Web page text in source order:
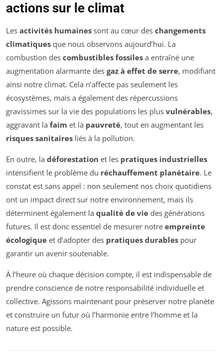
actions sur le climat
Les activités humaines sont au cœur des changements
climatiques que nous observons aujourd’hui. La
combustion des combustibles fossiles a entraîné une
augmentation alarmante des gaz à effet de serre, modifiant
ainsi notre climat. Cela n’affecte pas seulement les
écosystèmes, mais a également des répercussions
gravissimes sur la vie des populations les plus vulnérables,
aggravant la faim et la pauvreté, tout en augmentant les
risques sanitaires liés à la pollution.
En outre, la déforestation et les pratiques industrielles
intensifient le problème du réchauffement planétaire. Le
constat est sans appel : non seulement nos choix quotidiens
ont un impact direct sur notre environnement, mais ils
déterminent également la qualité de vie des générations
futures. Il est donc essentiel de mesurer notre empreinte
écologique et d’adopter des pratiques durables pour
garantir un avenir soutenable.
À l’heure où chaque décision compte, il est indispensable de
prendre conscience de notre responsabilité individuelle et
collective. Agissons maintenant pour préserver notre planète
et construire un futur où l’harmonie entre l’homme et la
nature est possible.